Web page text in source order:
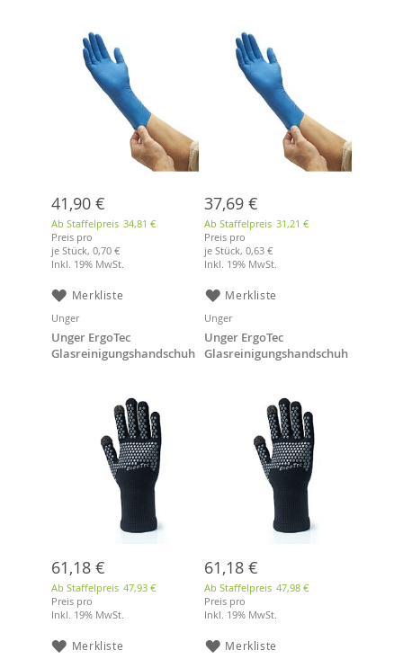
41,90 €
Ab Staffelpreis 34,81 €
Preis pro
je Stück, 0,70 €
Inkl. 19% MwSt.
Merkliste
37,69 €
Ab Staffelpreis 31,21 €
Preis pro
je Stück,0,63 €
Inkl. 19% MwSt.
Merkliste
Unger
Unger ErgoTec
Glasreinigungshandschuh
61,18 €
Ab Staffelpreis 47,93 €
Preis pro
Inkl. 19% MwSt.
Merkliste
Unger
Unger ErgoTec
Glasreinigungshandschuh
61,18 €
Ab Staffelpreis 47,98 €
Preis pro
Inkl. 19% MwSt.
Merkliste